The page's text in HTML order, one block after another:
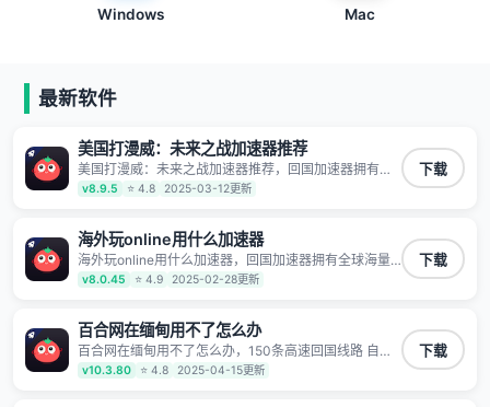
Windows Mac
最新软件
美国打漫威：未来之战加速器推荐
美国打漫威：未来之战加速器推荐，回国加速器拥有全
球海量节点覆盖，运营商专线不卡顿超稳定，专为海外
华人和留学生打造，帮助海外华人免除地域限制，随时
音乐。
v8.9.5 ⭐ 4.8 2025-03-12更新
下载
海外玩online用什么加速器
海外玩online用什么加速器，回国加速器拥有全球海量
节点覆盖，运营商专线不卡顿超稳定，专为海外华人和
留学生打造，帮助海外华人免除地域限制，随时高速稳
v8.0.45 ⭐ 4.9 2025-02-28更新
下载
百合网在缅甸用不了怎么办
百合网在缅甸用不了怎么办，150条高速回国线路 自有
高速中转节点 无需注册 一键连接 提供高速线路 应用内
直达视频音乐app,快人一步 应用模式 App互不干扰 不间
v10.3.80 ⭐ 4.8 2025-04-15更新
下载